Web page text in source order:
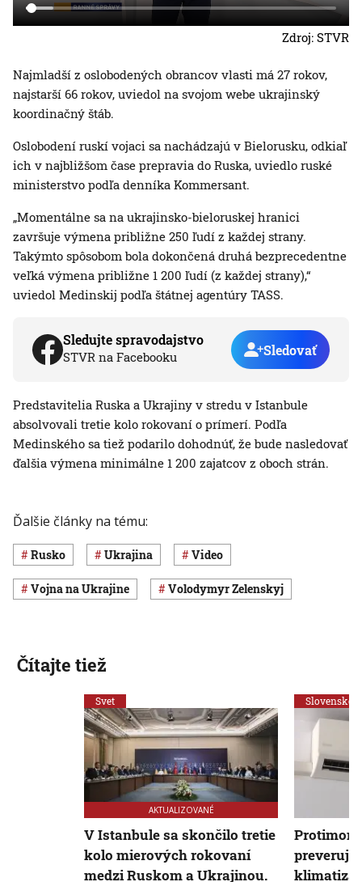
Zdroj: STVR
Najmladší z oslobodených obrancov vlasti má 27 rokov,
najstarší 66 rokov, uviedol na svojom webe ukrajinský
koordinačný štáb.
Oslobodení ruskí vojaci sa nachádzajú v Bielorusku, odkiaľ
ich v najbližšom čase prepravia do Ruska, uviedlo ruské
ministerstvo podľa denníka Kommersant.
„Momentálne sa na ukrajinsko-bieloruskej hranici
završuje výmena približne 250 ľudí z každej strany.
Takýmto spôsobom bola dokončená druhá bezprecedentne
veľká výmena približne 1 200 ľudí (z každej strany),“
uviedol Medinskij podľa štátnej agentúry TASS.
Sledujte spravodajstvo
STVR na Facebooku Sledovať
Predstavitelia Ruska a Ukrajiny v stredu v Istanbule
absolvovali tretie kolo rokovaní o prímerí. Podľa
Medinského sa tiež podarilo dohodnúť, že bude nasledovať
ďalšia výmena minimálne 1 200 zajatcov z oboch strán.
Ďalšie články na tému:
Rusko Ukrajina Video
vojna na Ukrajine Volodymyr Zelenskyj
Čítajte tiež
Svet
AKTUALIZOVANÉ
V Istanbule sa skončilo tretie
kolo mierových rokovaní
medzi Ruskom a Ukrajinou.
Slovensko
preveruje